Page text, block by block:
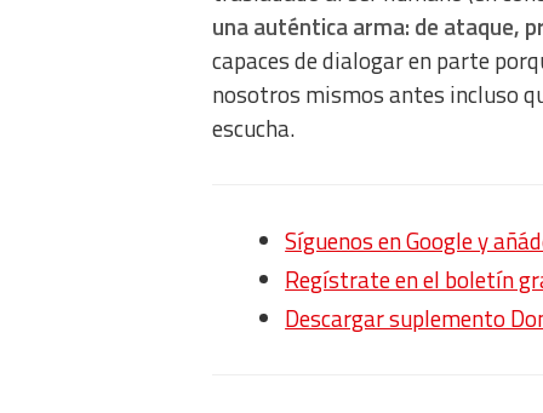
una auténtica arma: de ataque,
capaces de dialogar en parte
nosotros mismos antes incluso
escucha.
Síguenos en Google y
Regístrate en el boletín
Descargar suplemento